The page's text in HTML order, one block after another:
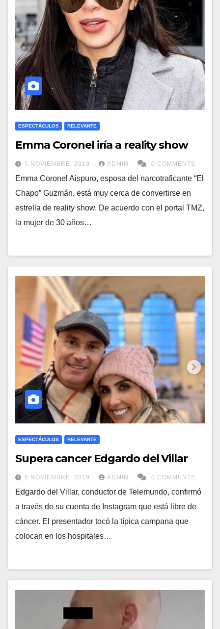
ESPECTÁCULOS RELEVANTE
Emma Coronel iría a reality show
5 NOVIEMBRE, 2019 ADMIN 0 COMMENTS
Emma Coronel Aispuro, esposa del narcotraficante “El
Chapo” Guzmán, está muy cerca de convertirse en
estrella de reality show. De acuerdo con el portal TMZ,
la mujer de 30 años…
ESPECTÁCULOS RELEVANTE
Supera cancer Edgardo del Villar
5 NOVIEMBRE, 2019 ADMIN 0 COMMENTS
Edgardo del Villar, conductor de Telemundo, confirmó
a través de su cuenta de Instagram que está libre de
cáncer. El presentador tocó la típica campana que
colocan en los hospitales…